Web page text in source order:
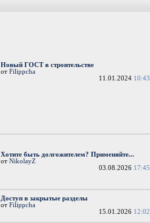
Новый ГОСТ в строительстве
отFilippcha
11.01.2024 10:43
Хотите быть долгожителем? Применяйте...
отNikolayZ
03.08.2026 17:45
Доступ в закрытые разделы
отFilippcha
15.01.2026 12:02